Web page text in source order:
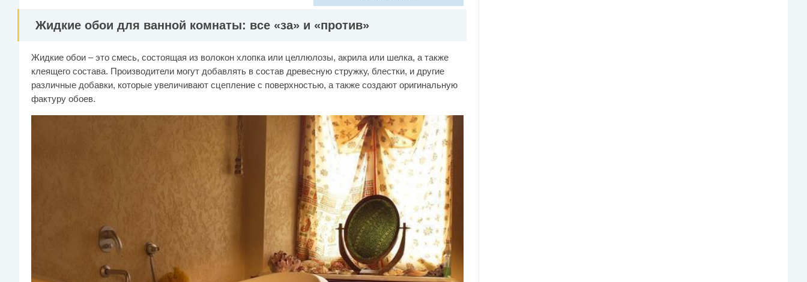
Жидкие обои для ванной комнаты: все «за» и «против»
Жидкие обои – это смесь, состоящая из волокон хлопка или целлюлозы, акрила или шелка, а также
клеящего состава. Производители могут добавлять в состав древесную стружку, блестки, и другие
различные добавки, которые увеличивают сцепление с поверхностью, а также создают оригинальную
фактуру обоев.